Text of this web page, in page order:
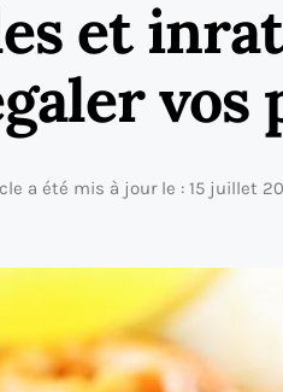
et
vos
a été mis à jour le : 15 juillet